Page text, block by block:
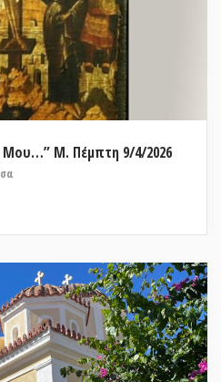
Μου…” Μ. Πέμπτη 9/4/2026